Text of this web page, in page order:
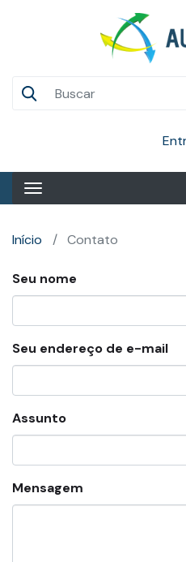
principal
Início Contato
Seu nome
Seu endereço de e-mail
Assunto
Mensagem